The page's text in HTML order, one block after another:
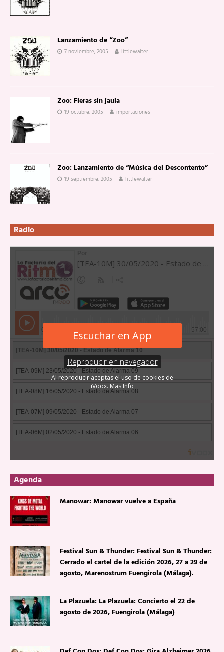
Lanzamiento de “Zoo”
7 noviembre, 2005 littlewalter
Zoo: Fieras sin jaula
19 octubre, 2005 importaciones
Zoo: Lanzamiento de “Música del Descontento”
19 septiembre, 2005 littlewalter
Radio
Agenda
Manowar: Manowar vuelve a España
Festival Sun & Thunder: Festival Sun & Thunder:
Cerrado el cartel de la edición 2026, 27 a 29 de
agosto, Marenostrum Fuengirola (Málaga).
La Plazuela: La Plazuela: Concierto el 22 de
agosto de 2026, Fuengirola (Málaga)